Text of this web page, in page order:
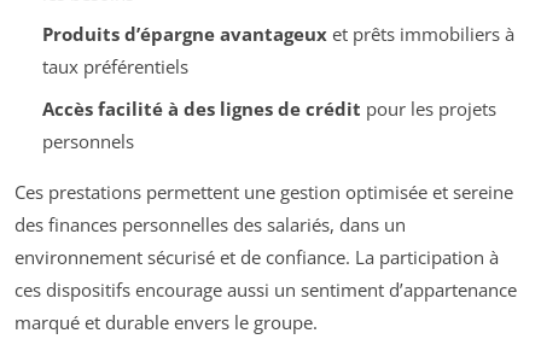
Produits d’épargne avantageuxet prêts immobiliers à
taux préférentiels
Accès facilité à des lignes de crédit pour les projets
personnels
Ces prestations permettent une gestion optimisée et sereine
des finances personnelles des salariés, dans un
environnement sécurisé et de confiance. La participation à
ces dispositifs encourage aussi un sentiment d’appartenance
marqué et durable envers le groupe.